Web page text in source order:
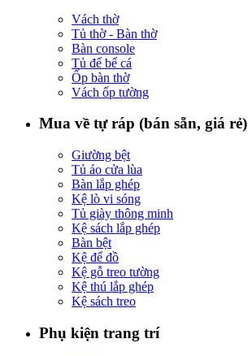
Vách thờ
Tủ thờ - Bàn thờ
Bàn console
Tủ để bể cá
Ốp bàn thờ
Vách ốp tường
Mua về tự ráp (bán sẵn, giá rẻ)
Giường bệt
Tủ áo cửa lùa
Bàn lắp ghép
Kệ lò vi sóng
Tủ giày thông minh
Kệ sách lắp ghép
Bàn bệt
Kệ để đồ
Kệ gỗ treo tường
Kệ thú lắp ghép
Kệ sách treo
Phụ kiện trang trí